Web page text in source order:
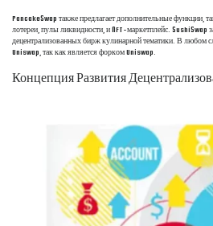
PancakeSwap также предлагает дополнительные функции,
лотереи, пулы ликвидности, и NFT-маркетплейс. SushiSwap
децентрализованных бирж кулинарной тематики. В любом
Uniswap, так как является форком Uniswap.
Концепция Развития